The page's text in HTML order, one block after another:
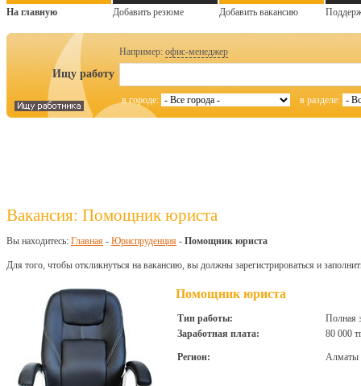
На главную Добавить резюме Добавить вакансию
Например: офис-менеджер
Ищу работу
в городе: в разделе:
Вакансия: Помощник юриста
Вы находитесь: Главная - Юриспруденция - Помощник юриста
Для того, чтобы откликнуться на вакансию, вы должны зарегистрироваться и
Помощник юриста
Тип работы:
Полная
Заработная плата:
80 000
Регион: Алматы